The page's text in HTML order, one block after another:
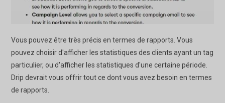
Vous pouvez être très précis en termes de rapports. Vous
pouvez choisir d'afficher les statistiques des clients ayant un tag
particulier, ou d'afficher les statistiques d'une certaine période.
Drip devrait vous offrir tout ce dont vous avez besoin en termes
de rapports.